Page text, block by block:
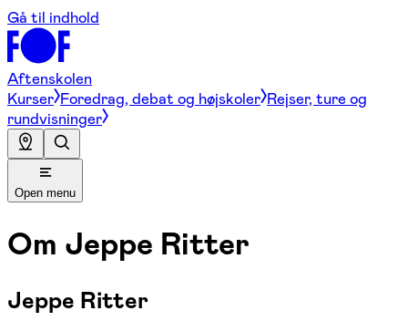
Gå til indhold
Aftenskolen
Kurser Foredrag, debat og højskoler Rejser, ture og
rundvisninger
Open menu
Om Jeppe Ritter
Jeppe Ritter